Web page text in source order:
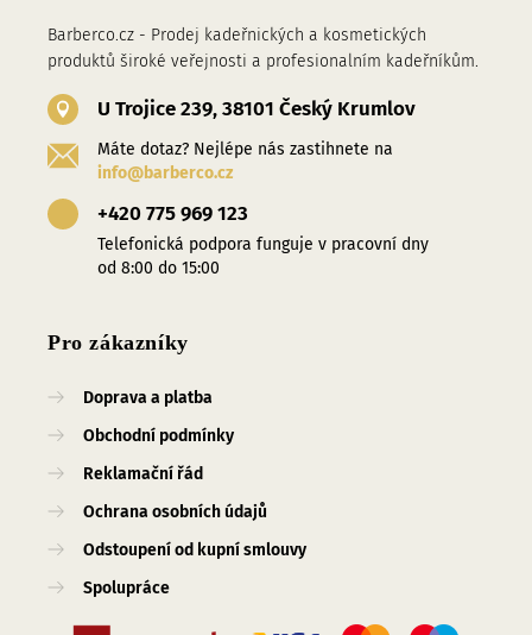
Barberco.cz - Prodej kadeřnických a kosmetických
produktů široké veřejnosti a profesionalním kadeřníkům.
U Trojice 239, 38101 Český Krumlov
Máte dotaz? Nejlépe nás zastihnete na
info@barberco.cz
+420 775 969 123
Telefonická podpora funguje v pracovní dny
od 8:00 do 15:00
Pro zákazníky
Doprava a platba
Obchodní podmínky
Reklamační řád
Ochrana osobních údajů
Odstoupení od kupní smlouvy
Spolupráce